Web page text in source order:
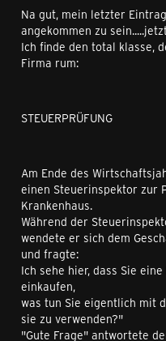
Na gut, mein letzter
angekommen zu
Ich finde den total klasse,
Firma rum:
STEUERPRÜFUNG
Am Ende des
einen Steuerinspektor zur
Krankenhaus.
Während der
wendete er sich dem
und fragte:
Ich sehe hier, dass Sie
einkaufen,
was tun Sie eigentlich mit
sie zu verwenden?"
"Gute Frage" antwortete